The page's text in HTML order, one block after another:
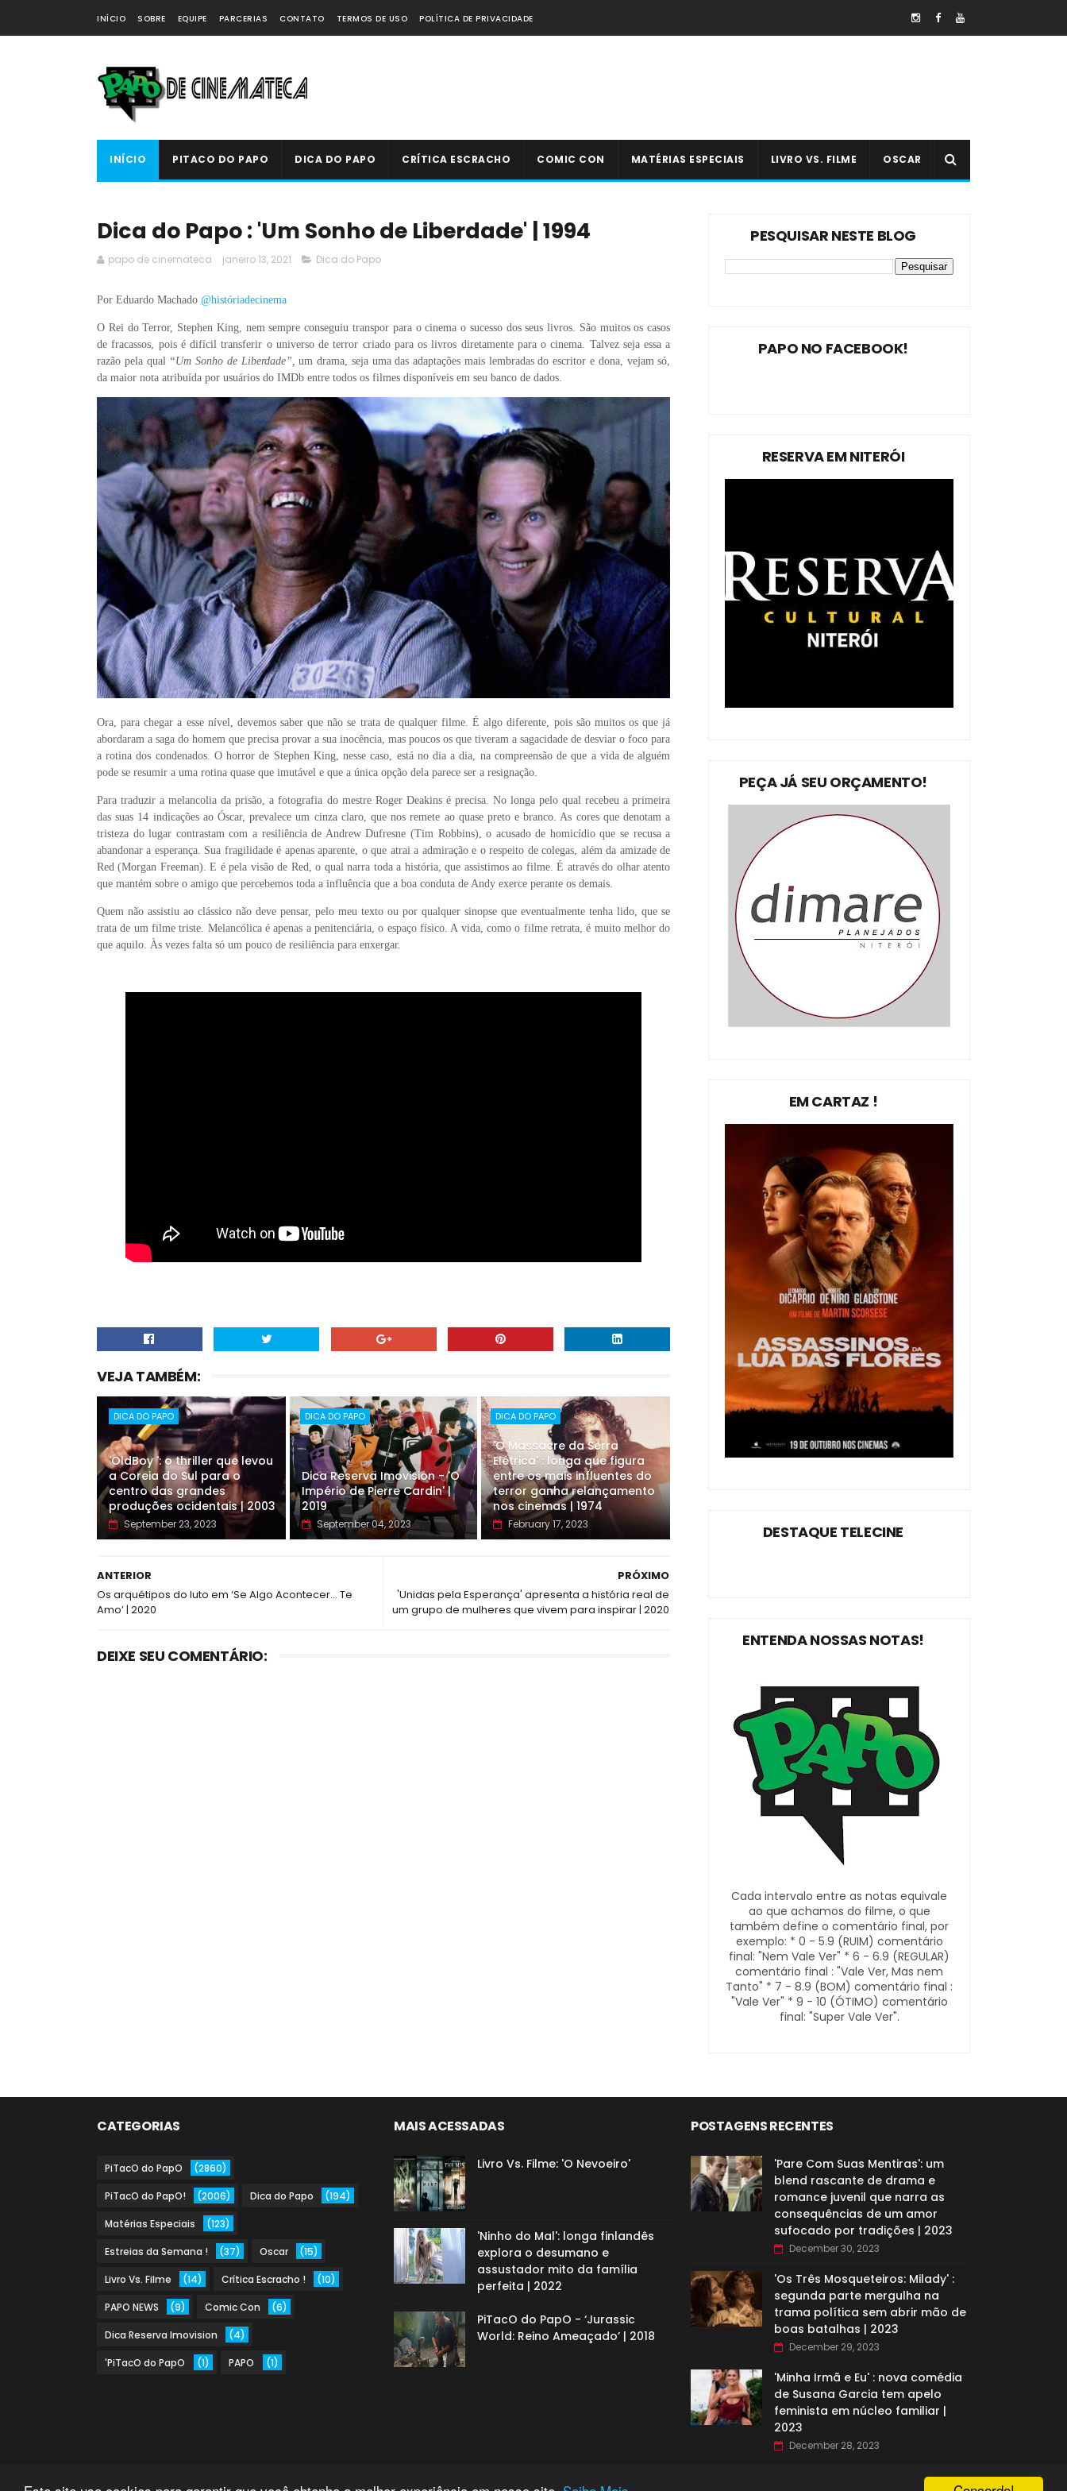
INÍCIO SOBRE EQUIPE PARCERIAS CONTATO TERMOS DE USO POLÍTICA DE PRIVACIDADE
INÍCIO PITACO DO PAPO DICA DO PAPO CRÍTICA ESCRACHO COMIC CON MATÉRIAS ESPECIAIS LIVRO VS. FILME OSCAR
Dica do Papo : 'Um Sonho de Liberdade' | 1994
papo de cinemateca janeiro 13, 2021 Dica do Papo
Por Eduardo Machado @históriadecinema
O Rei do Terror, Stephen King, nem sempre conseguiu transpor para o cinema o sucesso dos seus livros. São muitos os casos
de fracassos, pois é difícil transferir o universo de terror criado para os livros diretamente para o cinema. Talvez seja essa a
razão pela qual “Um Sonho de Liberdade”, um drama, seja uma das adaptações mais lembradas do escritor e dona, vejam só,
da maior nota atribuída por usuários do IMDb entre todos os filmes disponíveis em seu banco de dados.
Ora, para chegar a esse nível, devemos saber que não se trata de qualquer filme. É algo diferente, pois são muitos os que já
abordaram a saga do homem que precisa provar a sua inocência, mas poucos os que tiveram a sagacidade de desviar o foco para
a rotina dos condenados. O horror de Stephen King, nesse caso, está no dia a dia, na compreensão de que a vida de alguém
pode se resumir a uma rotina quase que imutável e que a única opção dela parece ser a resignação.
Para traduzir a melancolia da prisão, a fotografia do mestre Roger Deakins é precisa. No longa pelo qual recebeu a primeira
das suas 14 indicações ao Óscar, prevalece um cinza claro, que nos remete ao quase preto e branco. As cores que denotam a
tristeza do lugar contrastam com a resiliência de Andrew Dufresne (Tim Robbins), o acusado de homicídio que se recusa a
abandonar a esperança. Sua fragilidade é apenas aparente, o que atrai a admiração e o respeito de colegas, além da amizade de
Red (Morgan Freeman). E é pela visão de Red, o qual narra toda a história, que assistimos ao filme. É através do olhar atento
que mantém sobre o amigo que percebemos toda a influência que a boa conduta de Andy exerce perante os demais.
Quem não assistiu ao clássico não deve pensar, pelo meu texto ou por qualquer sinopse que eventualmente tenha lido, que se
trata de um filme triste. Melancólica é apenas a penitenciária, o espaço físico. A vida, como o filme retrata, é muito melhor do
que aquilo. Às vezes falta só um pouco de resiliência para enxergar.
VEJA TAMBÉM:
DICA DO PAPO
'OldBoy ': o thriller que levou
a Coreia do Sul para o
centro das grandes
produções ocidentais | 2003
September 23, 2023
DICA DO PAPO
Dica Reserva Imovision - 'O
Império de Pierre Cardin' |
2019
September 04, 2023
DICA DO PAPO
'O Massacre da Serra
Elétrica' : longa que figura
entre os mais influentes do
terror ganha relançamento
nos cinemas | 1974
February 17, 2023
PRÓXIMO
'Unidas pela Esperança' apresenta a história real de
um grupo de mulheres que vivem para inspirar | 2020
ANTERIOR
Os arquétipos do luto em ‘Se Algo Acontecer… Te
Amo’ | 2020
DEIXE SEU COMENTÁRIO:
PESQUISAR NESTE BLOG
PAPO NO FACEBOOK!
RESERVA EM NITERÓI
PEÇA JÁ SEU ORÇAMENTO!
EM CARTAZ !
DESTAQUE TELECINE
ENTENDA NOSSAS NOTAS!
Cada intervalo entre as notas equivale
ao que achamos do filme, o que
também define o comentário final, por
exemplo: * 0 - 5.9 (RUIM) comentário
final: "Nem Vale Ver" * 6 - 6.9 (REGULAR)
comentário final : "Vale Ver, Mas nem
Tanto" * 7 - 8.9 (BOM) comentário final :
"Vale Ver" * 9 - 10 (ÓTIMO) comentário
final: "Super Vale Ver".
CATEGORIAS
PiTacO do PapO (2860)
PiTacO do PapO! (2006) Dica do Papo (194)
Matérias Especiais (123)
Estreias da Semana ! (37) Oscar (15)
Livro Vs. Filme (14) Crítica Escracho ! (10)
PAPO NEWS (9) Comic Con (6)
Dica Reserva Imovision (4)
'PiTacO do PapO (1) PAPO (1)
MAIS ACESSADAS
Livro Vs. Filme: 'O Nevoeiro'
'Ninho do Mal': longa finlandês
explora o desumano e
assustador mito da família
perfeita | 2022
PiTacO do PapO - ‘Jurassic
World: Reino Ameaçado’ | 2018
POSTAGENS RECENTES
'Pare Com Suas Mentiras': um
blend rascante de drama e
romance juvenil que narra as
consequências de um amor
sufocado por tradições | 2023
December 30, 2023
'Os Três Mosqueteiros: Milady' :
segunda parte mergulha na
trama política sem abrir mão de
boas batalhas | 2023
December 29, 2023
'Minha Irmã e Eu' : nova comédia
de Susana Garcia tem apelo
feminista em núcleo familiar |
2023
December 28, 2023